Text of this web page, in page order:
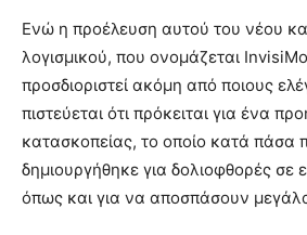
Ενώ η προέλευση αυτού του νέου
λογισμικού, που ονομάζεται
προσδιοριστεί ακόμη από ποιους
πιστεύεται ότι πρόκειται για ένα
κατασκοπείας, το οποίο κατά πάσα
δημιουργήθηκε για δολιοφθορές σε
όπως και για να αποσπάσουν